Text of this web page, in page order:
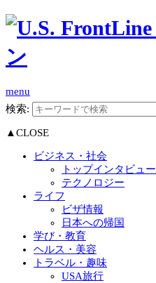
menu
検索:
▲CLOSE
ビジネス・社会
トップインタビュー
テクノロジー
ライフ
ビザ情報
日本への帰国
学び・教育
ヘルス・美容
トラベル・趣味
USA旅行